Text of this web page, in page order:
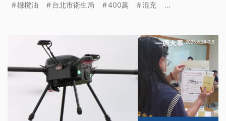
售，獲利超過3760萬，北檢今（14）日依《食安
橄欖油 台北市衛生局 400萬 混充 ...